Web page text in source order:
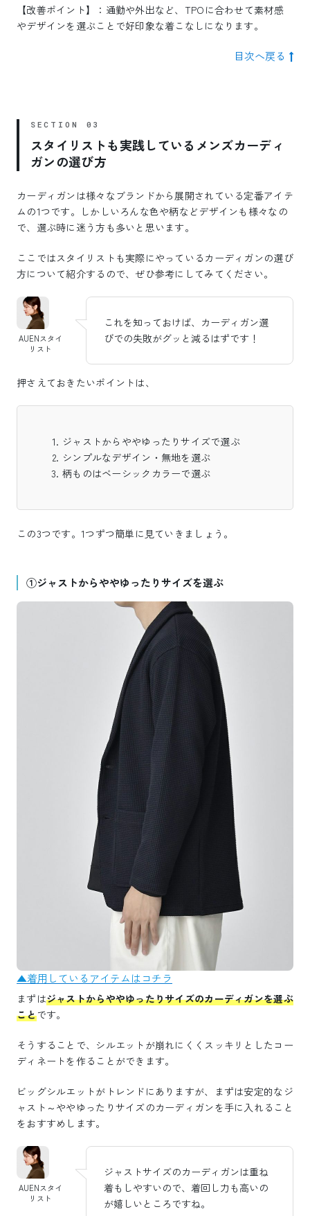
【改善ポイント】：通勤や外出など、TPOに合わせて素材感
やデザインを選ぶことで好印象な着こなしになります。
目次へ戻る
スタイリストも実践しているメンズカーディ
ガンの選び方
カーディガンは様々なブランドから展開されている定番アイテ
ムの1つです。しかしいろんな色や柄などデザインも様々なの
で、選ぶ時に迷う方も多いと思います。
ここではスタイリストも実際にやっているカーディガンの選び
方について紹介するので、ぜひ参考にしてみてください。
AUENスタイ
リスト
これを知っておけば、カーディガン選
びでの失敗がグッと減るはずです！
押さえておきたいポイントは、
ジャストからややゆったりサイズで選ぶ
シンプルなデザイン・無地を選ぶ
柄ものはベーシックカラーで選ぶ
この3つです。1つずつ簡単に見ていきましょう。
①ジャストからややゆったりサイズを選ぶ
▲着用しているアイテムはコチラ
まずはジャストからややゆったりサイズのカーディガンを選ぶ
ことです。
そうすることで、シルエットが崩れにくくスッキリとしたコー
ディネートを作ることができます。
ビッグシルエットがトレンドにありますが、まずは安定的なジ
ャスト～ややゆったりサイズのカーディガンを手に入れること
をおすすめします。
AUENスタイ
リスト
ジャストサイズのカーディガンは重ね
着もしやすいので、着回し力も高いの
が嬉しいところですね。